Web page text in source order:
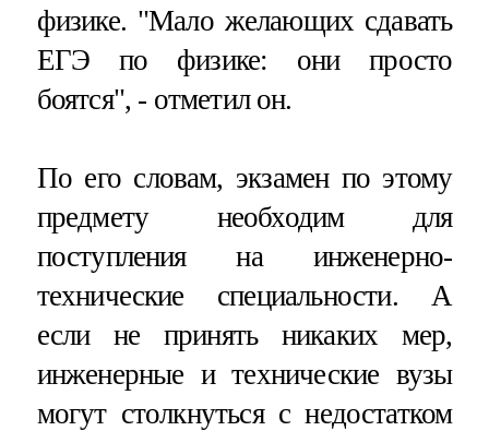
физике. "Мало желающих сдавать
ЕГЭ по физике: они просто
боятся", - отметил он.
По его словам, экзамен по этому
предмету необходим для
поступления на инженерно-
технические специальности. А
если не принять никаких мер,
инженерные и технические вузы
могут столкнуться с недостатком